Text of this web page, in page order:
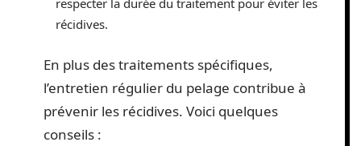
respecter la durée du traitement pour éviter les
récidives.
En plus des traitements spécifiques,
l’entretien régulier du pelage contribue à
prévenir les récidives. Voici quelques
conseils :